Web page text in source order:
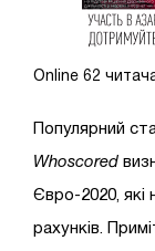
Online 62
Популярний
Whoscored
Євро-2020, які
рахунків.